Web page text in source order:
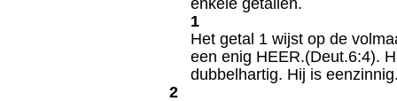
enkele getallen.
1
Het getal 1 wijst op de
een enig HEER.(Deut.6:4).
dubbelhartig. Hij is
2